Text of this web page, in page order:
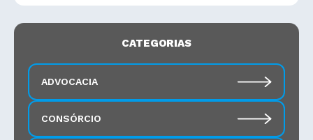
CATEGORIAS
ADVOCACIA
CONSÓRCIO